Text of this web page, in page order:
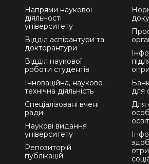
Напрями наукової
діяльності
університету
Відділ аспірантури та
докторантури
Відділ наукової
роботи студентів
Інноваційна, науково-
технічна діяльність
Спеціалізовані вчені
ради
Наукові видання
університету
Репозиторій
публікацій
для
Для